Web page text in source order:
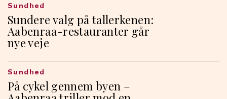
Sundere valg på tallerkenen:
Aabenraa-restauranter går
nye veje
Sundhed
På cykel gennem byen –
Sundhed